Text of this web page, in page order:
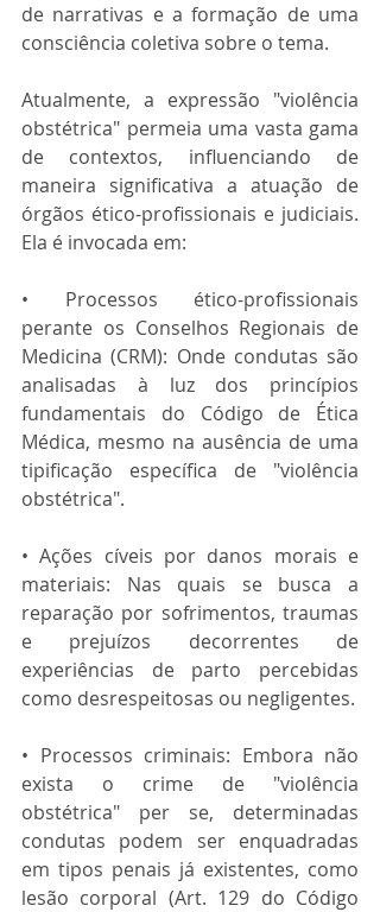
de narrativas e a formação de uma
consciência coletiva sobre o tema.
Atualmente, a expressão "violência
obstétrica" permeia uma vasta gama
de contextos, influenciando de
maneira significativa a atuação de
órgãos ético-profissionais e judiciais.
Ela é invocada em:
• Processos ético-profissionais
perante os Conselhos Regionais de
Medicina (CRM): Onde condutas são
analisadas à luz dos princípios
fundamentais do Código de Ética
Médica, mesmo na ausência de uma
tipificação específica de "violência
obstétrica".
• Ações cíveis por danos morais e
materiais: Nas quais se busca a
reparação por sofrimentos, traumas
e prejuízos decorrentes de
experiências de parto percebidas
como desrespeitosas ou negligentes.
• Processos criminais: Embora não
exista o crime de "violência
obstétrica" per se, determinadas
condutas podem ser enquadradas
em tipos penais já existentes, como
lesão corporal (Art. 129 do Código